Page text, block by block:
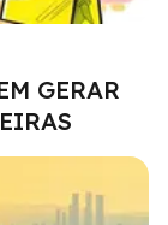
GERAR